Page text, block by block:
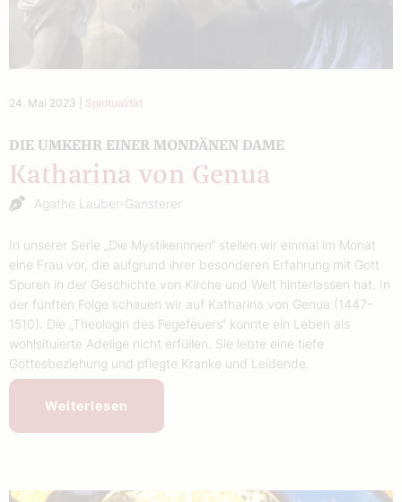
24. Mai 2023 Spiritualität
DIE UMKEHR EINER MONDÄNEN DAME
Katharina von Genua
Agathe Lauber-Gansterer
In unserer Serie „Die Mystikerinnen“ stellen wir einmal im Monat
eine Frau vor, die aufgrund ihrer besonderen Erfahrung mit Gott
Spuren in der Geschichte von Kirche und Welt hinterlassen hat. In
der fünften Folge schauen wir auf Katharina von Genua (1447–
1510). Die „Theologin des Fegefeuers“ konnte ein Leben als
wohlsituierte Adelige nicht erfüllen. Sie lebte eine tiefe
Gottesbeziehung und pflegte Kranke und Leidende.
Weiterlesen